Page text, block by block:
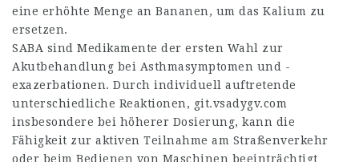
eine erhöhte Menge an Bananen, um das Kalium zu
ersetzen.
SABA sind Medikamente der ersten Wahl zur
Akutbehandlung bei Asthmasymptomen und -
exazerbationen. Durch individuell auftretende
unterschiedliche Reaktionen, git.vsadygv.com
insbesondere bei höherer Dosierung, kann die
Fähigkeit zur aktiven Teilnahme am Straßenverkehr
oder beim Bedienen von Maschinen beeinträchtigt